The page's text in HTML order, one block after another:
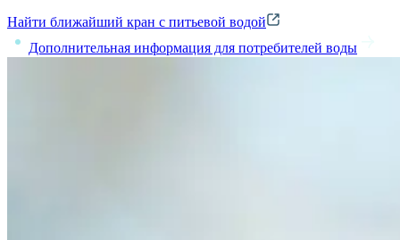
Найти ближайший кран с питьевой водой
Дополнительная информация для потребителей воды